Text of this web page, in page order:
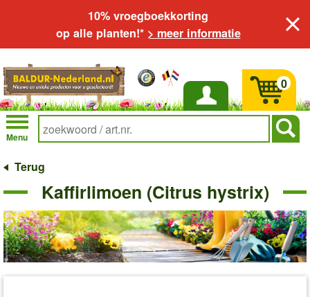
10% vroegboekkorting
op alle planten!* > meer informatie
Inloggen
Menu
0
Terug
Kaffirlimoen (Citrus hystrix)